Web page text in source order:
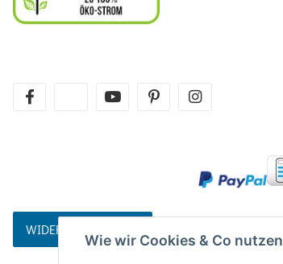
Wie wir Cookies & Co nutzen
twitter youtube pinterest
WIDERRUFSBUTTON